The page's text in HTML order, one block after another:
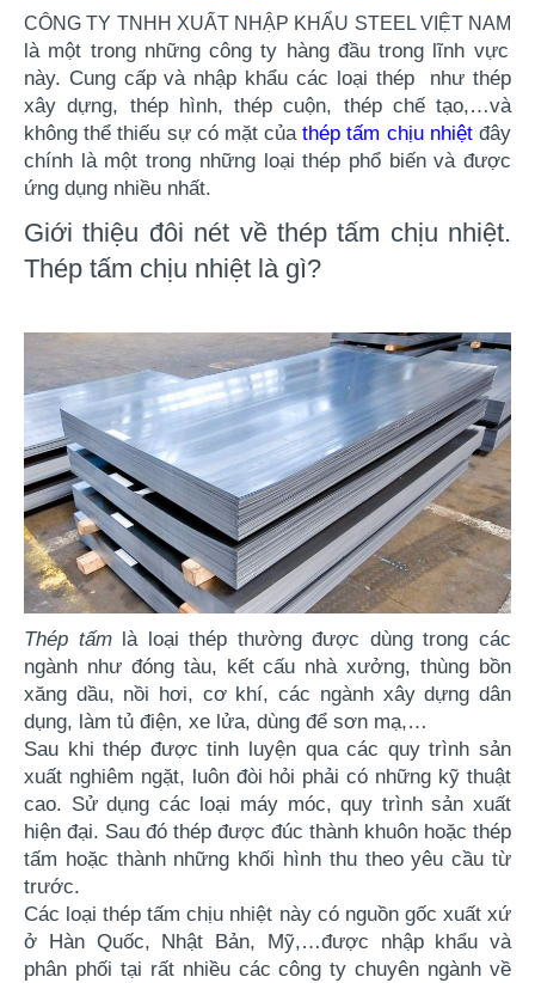
CÔNG TY TNHH XUẤT NHẬP KHẨU STEEL VIỆT NAM
là một trong những công ty hàng đầu trong lĩnh vực
này. Cung cấp và nhập khẩu các loại thép như thép
xây dựng, thép hình, thép cuộn, thép chế tạo,…và
không thể thiếu sự có mặt củathép tấm chịu nhiệtđây
chính là một trong những loại thép phổ biến và được
ứng dụng nhiều nhất.
Giới thiệu đôi nét về thép tấm chịu nhiệt.
Thép tấm chịu nhiệt là gì?
Thép tấm là loại thép thường được dùng trong các
ngành như đóng tàu, kết cấu nhà xưởng, thùng bồn
xăng dầu, nồi hơi, cơ khí, các ngành xây dựng dân
dụng, làm tủ điện, xe lửa, dùng để sơn mạ,…
Sau khi thép được tinh luyện qua các quy trình sản
xuất nghiêm ngặt, luôn đòi hỏi phải có những kỹ thuật
cao. Sử dụng các loại máy móc, quy trình sản xuất
hiện đại. Sau đó thép được đúc thành khuôn hoặc thép
tấm hoặc thành những khối hình thu theo yêu cầu từ
trước.
Các loại thép tấm chịu nhiệt này có nguồn gốc xuất xứ
ở Hàn Quốc, Nhật Bản, Mỹ,…được nhập khẩu và
phân phối tại rất nhiều các công ty chuyên ngành về